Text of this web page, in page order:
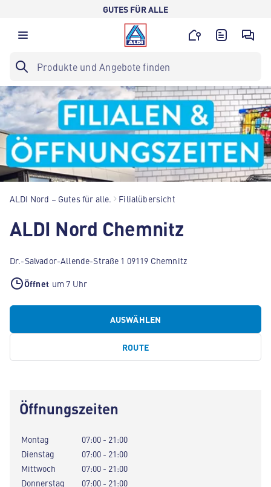
GUTES FÜR ALLE
ALDI Nord – Gutes für alle. Filialübersicht
ALDI Nord Chemnitz
Dr.-Salvador-Allende-Straße 1 09119 Chemnitz
Öffnet um 7 Uhr
AUSWÄHLEN
ROUTE
Öffnungszeiten
Montag
07:00 - 21:00
Dienstag
07:00 - 21:00
Mittwoch
07:00 - 21:00
Donnerstag
07:00 - 21:00